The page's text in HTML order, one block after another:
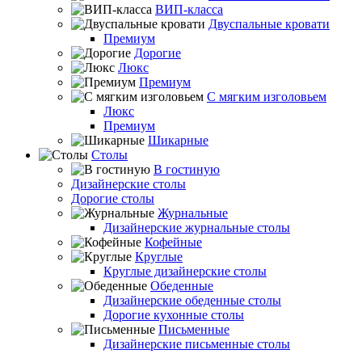
ВИП-класса
Двуспальные кровати
Премиум
Дорогие
Люкс
Премиум
С мягким изголовьем
Люкс
Премиум
Шикарные
Столы
В гостиную
Дизайнерские столы
Дорогие столы
Журнальные
Дизайнерские журнальные столы
Кофейные
Круглые
Круглые дизайнерские столы
Обеденные
Дизайнерские обеденные столы
Дорогие кухонные столы
Письменные
Дизайнерские письменные столы